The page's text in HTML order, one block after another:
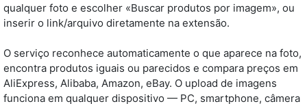
qualquer foto e escolher «Buscar produtos por imagem», ou
inserir o link/arquivo diretamente na extensão.
O serviço reconhece automaticamente o que aparece na foto,
encontra produtos iguais ou parecidos e compara preços em
AliExpress, Alibaba, Amazon, eBay. O upload de imagens
funciona em qualquer dispositivo — PC, smartphone, câmera